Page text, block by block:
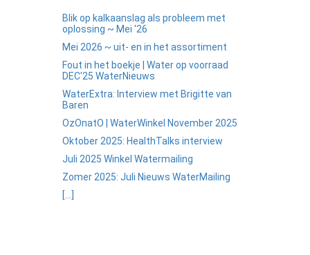
Blik op kalkaanslag als probleem met
oplossing ~ Mei '26
Mei 2026 ~ uit- en in het assortiment
Fout in het boekje | Water op voorraad
DEC'25 WaterNieuws
WaterExtra: Interview met Brigitte van
Baren
OzOnatO | WaterWinkel November 2025
Oktober 2025: HealthTalks interview
Juli 2025 Winkel Watermailing
Zomer 2025: Juli Nieuws WaterMailing
[...]